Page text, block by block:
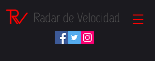
Radar de Velocidad